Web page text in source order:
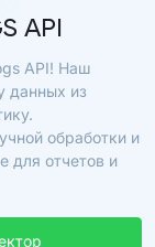
API
API! Наш
данных из
обработки и
для отчетов и